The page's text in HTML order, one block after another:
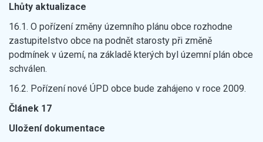
Lhůty aktualizace
16.1. O pořízení změny územního plánu obce rozhodne
zastupitelstvo obce na podnět starosty při změně
podmínek v území, na základě kterých byl územní plán obce
schválen.
16.2. Pořízení nové ÚPD obce bude zahájeno v roce 2009.
Článek 17
Uložení dokumentace